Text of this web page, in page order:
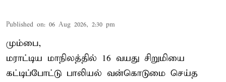
Published on: 06 Aug 2026, 2:30 pm
மும்பை,
மராட்டிய மாநிலத்தில் 16 வயது சிறுமியை
கட்டிப்போட்டு பாலியல் வன்கொடுமை செய்த